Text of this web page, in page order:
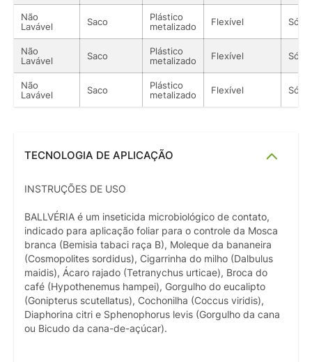
Não
Lavável
Saco
Plástico
metalizado
Flexível
Não
Lavável
Saco
Plástico
metalizado
Flexível
Não
Lavável
Saco
Plástico
metalizado
Flexível
TECNOLOGIA DE APLICAÇÃO
INSTRUÇÕES DE USO
BALLVÉRIA é um inseticida microbiológico de contato,
indicado para aplicação foliar para o controle da Mosca
branca (Bemisia tabaci raça B), Moleque da bananeira
(Cosmopolites sordidus), Cigarrinha do milho (Dalbulus
maidis), Ácaro rajado (Tetranychus urticae), Broca do
café (Hypothenemus hampei), Gorgulho do eucalipto
(Gonipterus scutellatus), Cochonilha (Coccus viridis),
Diaphorina citri e Sphenophorus levis (Gorgulho da cana
ou Bicudo da cana-de-açúcar).